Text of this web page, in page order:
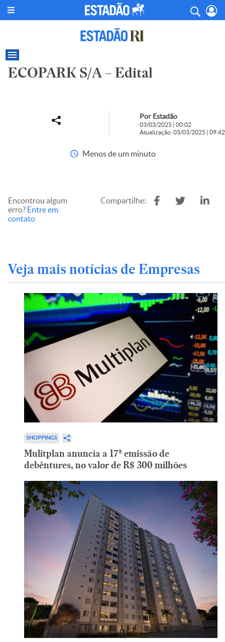
ECOPARK S/A – Edital
Por Estadão
03/03/2025 | 00:02
Atualização: 03/03/2025 | 09:42
Menos de um minuto
Encontrou algum
erro? Entre em
contato
Compartilhe:
Veja mais notícias de Empresas
SHOPPINGS
Mulitplan anuncia a 17ª emissão de
debêntures, no valor de R$ 300 milhões